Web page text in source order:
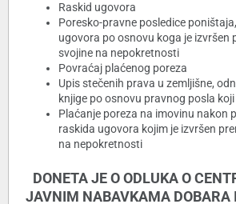
Raskid ugovora
Poresko-pravne posledice
ugovora po osnovu koga je izvršen
svojine na nepokretnosti
Povraćaj plaćenog poreza
Upis stečenih prava u zemljišne,
knjige po osnovu pravnog posla
Plaćanje poreza na imovinu nakon
raskida ugovora kojim je izvršen
na nepokretnosti
DONETA JE O ODLUKA O
JAVNIM NABAVKAMA DOBARA